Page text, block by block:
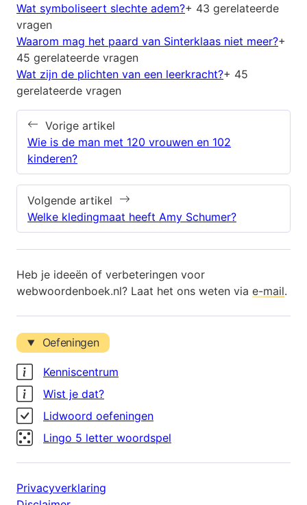
Wat symboliseert slechte adem?+ 43 gerelateerde
vragen
Waarom mag het paard van Sinterklaas niet meer?+
45 gerelateerde vragen
Wat zijn de plichten van een leerkracht?+ 45
gerelateerde vragen
Vorige artikel
Wie is de man met 120 vrouwen en 102
kinderen?
Volgende artikel
Welke kledingmaat heeft Amy Schumer?
Heb je ideeën of verbeteringen voor
webwoordenboek.nl? Laat het ons weten via e-mail.
Oefeningen
Kenniscentrum
Wist je dat?
Lidwoord oefeningen
Lingo 5 letter woordspel
Privacyverklaring